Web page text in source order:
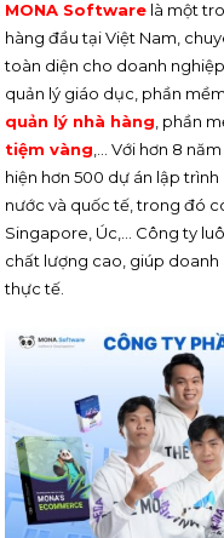
MONA Software là một
hàng đầu tại Việt Nam,
toàn diện cho doanh
quản lý giáo dục, phần
quản lý nhà hàng , phần
tiệm vàng ,… Với hơn 8
hiện hơn 500 dự án lập
nước và quốc tế, trong đó
Singapore, Úc,… Công ty
chất lượng cao, giúp
thực tế.